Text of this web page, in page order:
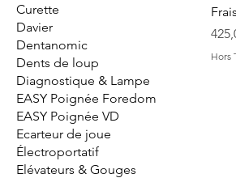
Curette
Davier
Dentanomic
Dents de loup
Diagnostique & Lampe
EASY Poignée Foredom
EASY Poignée VD
Ecarteur de joue
Électroportatif
Elévateurs & Gouges
Prix
Hors